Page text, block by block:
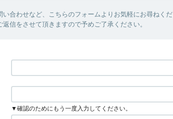
い合わせなど、こちらのフォームよりお気軽にお尋ねく
信をさせて頂きますので予めご了承ください。
▼確認のためにもう一度入力してください。